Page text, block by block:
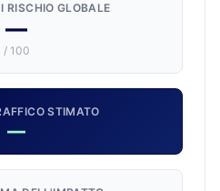
RISCHIO GLOBALE
—
/ 100
STIMATO
—